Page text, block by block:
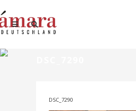
DSC_7290